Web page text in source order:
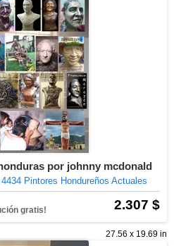
por johnny mcdonald
Pintores Hondureños Actuales
2.307 $
gratis!
27.56 x 19.69 in